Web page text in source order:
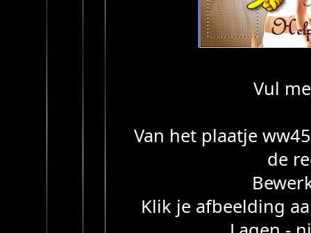
Vul
Van het plaatje
de
Klik je afbeelding